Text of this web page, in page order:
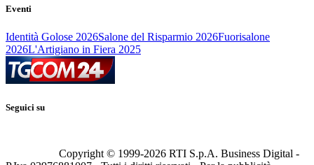
Eventi
Identità Golose 2026Salone del Risparmio 2026Fuorisalone
2026L'Artigiano in Fiera 2025
Seguici su
Copyright © 1999-2026 RTI S.p.A. Business Digital -